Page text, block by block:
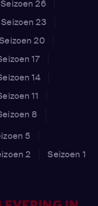
Seizoen 26
Seizoen 23
20
17
14
11
8
5
2 Seizoen 1